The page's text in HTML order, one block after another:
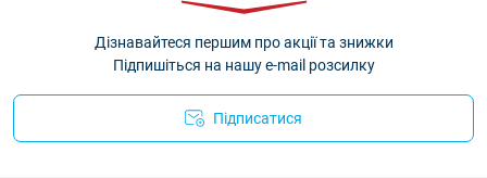
Дізнавайтеся першим про акції та знижки
Підпишіться на нашу e-mail розсилку
Підписатися